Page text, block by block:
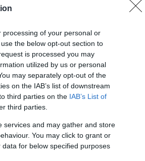
of your personal or
the below opt-out section to
is processed you may
utilized by us or personal
may separately opt-out of the
on the IAB’s list of downstream
third parties on the IAB’s List of
third parties.
services and may gather and store
You may click to grant or
for below specified purposes
A Tisza
változásokról
iskolaigazgatók
Sok volt az
fizetéslevonást
kevesebbet vittek
A Szolnok
JÉGER további
Csendélet 5.0:
remek
Szolnok